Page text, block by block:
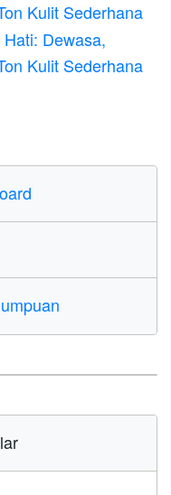
Kulit Sederhana
Dewasa,
Kulit Sederhana